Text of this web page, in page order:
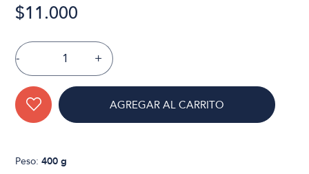
$11.000
- +
AGREGAR AL CARRITO
Peso:400 g